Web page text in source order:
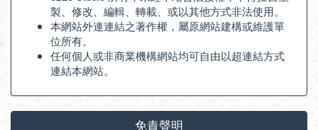
製、修改、編輯、轉載、或以其他方式非法使用。
本網站外連連結之著作權，屬原網站建構或維護單
位所有。
任何個人或非商業機構網站均可自由以超連結方式
連結本網站。
免責聲明